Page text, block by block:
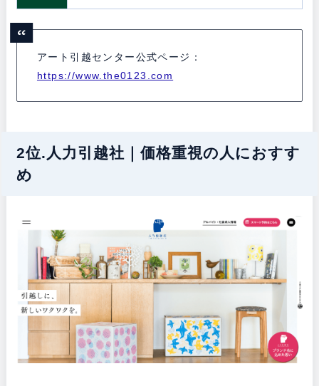
アート引越センター公式ページ：
https://www.the0123.com
2位.人力引越社｜価格重視の人におすす
め